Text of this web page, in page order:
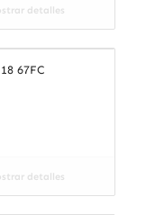
detalles
67FC
detalles